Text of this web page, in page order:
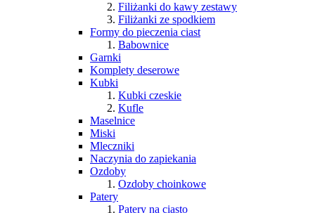
Filiżanki do kawy zestawy
Filiżanki ze spodkiem
Formy do pieczenia ciast
Babownice
Garnki
Komplety deserowe
Kubki
Kubki czeskie
Kufle
Maselnice
Miski
Mleczniki
Naczynia do zapiekania
Ozdoby
Ozdoby choinkowe
Patery
Patery na ciasto